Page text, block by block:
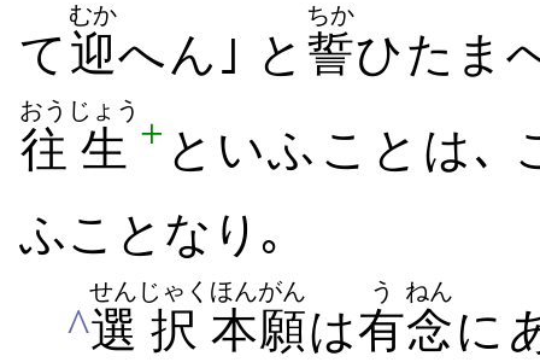
て迎
むか
へ​ん｣ と 誓
ちか
ひ​たま
往
おう
生
じょう
+ といふ​こと​は､
ふ​こと​なり｡
^選
せん
択
じゃく
本願
ほんがん
は有
う
念
ねん
に​